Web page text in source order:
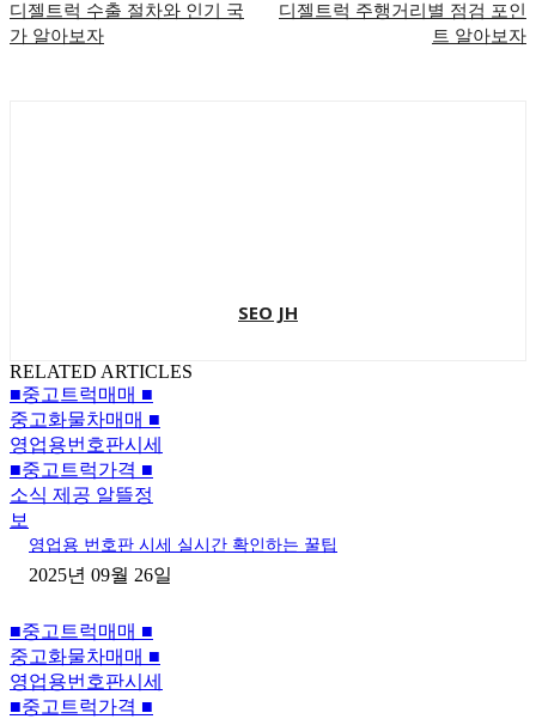
디젤트럭 수출 절차와 인기 국
가 알아보자
디젤트럭 주행거리별 점검 포인
트 알아보자
SEO JH
RELATED ARTICLES
■중고트럭매매 ■
중고화물차매매 ■
영업용번호판시세
■중고트럭가격 ■
소식 제공 알뜰정
보
영업용 번호판 시세 실시간 확인하는 꿀팁
2025년 09월 26일
■중고트럭매매 ■
중고화물차매매 ■
영업용번호판시세
■중고트럭가격 ■